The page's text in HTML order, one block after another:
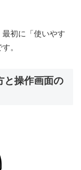
初に「使いやす
。
と操作画面の